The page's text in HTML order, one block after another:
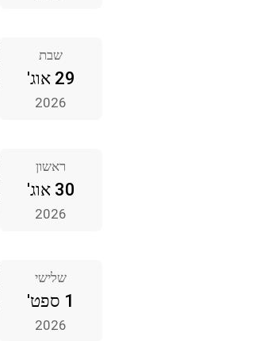
שבת
29 אוג'
2026
ראשון
30 אוג'
2026
שלישי
1 ספט'
2026